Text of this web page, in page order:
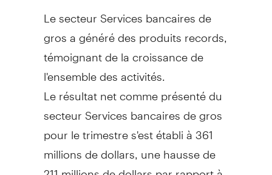
Le secteur Services bancaires de
gros a généré des produits records,
témoignant de la croissance de
l'ensemble des activités.
Le résultat net comme présenté du
secteur Services bancaires de gros
pour le trimestre s'est établi à 361
millions de dollars, une hausse de
211 millions de dollars par rapport à